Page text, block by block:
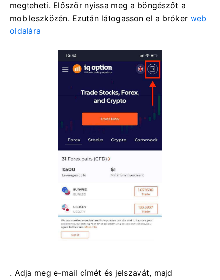
megteheti. Először nyissa meg a böngészőt a
mobileszközén. Ezután látogasson ela bróker web
oldalára
. Adja meg e-mail címét és jelszavát, majd